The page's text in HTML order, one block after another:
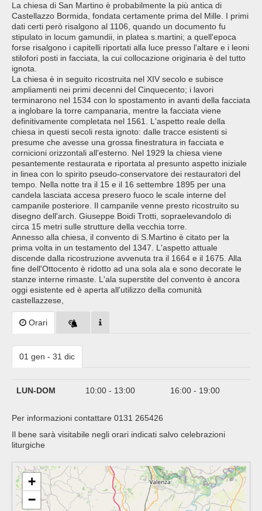
La chiesa di San Martino è probabilmente la più antica di
Castellazzo Bormida, fondata certamente prima del Mille. I primi
dati certi però risalgono al 1106, quando un documento fu
stipulato in locum gamundii, in platea s.martini; a quell'epoca
forse risalgono i capitelli riportati alla luce presso l'altare e i leoni
stilofori posti in facciata, la cui collocazione originaria è del tutto
ignota.
La chiesa è in seguito ricostruita nel XIV secolo e subisce
ampliamenti nei primi decenni del Cinquecento; i lavori
terminarono nel 1534 con lo spostamento in avanti della facciata
a inglobare la torre campanaria, mentre la facciata viene
definitivamente completata nel 1561. L'aspetto reale della
chiesa in questi secoli resta ignoto: dalle tracce esistenti si
presume che avesse una grossa finestratura in facciata e
cornicioni orizzontali all'esterno. Nel 1929 la chiesa viene
pesantemente restaurata e riportata al presunto aspetto iniziale
in linea con lo spirito pseudo-conservatore dei restauratori del
tempo. Nella notte tra il 15 e il 16 settembre 1895 per una
candela lasciata accesa presero fuoco le scale interne del
campanile posteriore. Il campanile venne presto ricostruito su
disegno dell'arch. Giuseppe Boidi Trotti, sopraelevandolo di
circa 15 metri sulle strutture della vecchia torre.
Annesso alla chiesa, il convento di S.Martino è citato per la
prima volta in un testamento del 1347. L'aspetto attuale
discende dalla ricostruzione avvenuta tra il 1664 e il 1675. Alla
fine dell'Ottocento è ridotto ad una sola ala e sono decorate le
stanze interne rimaste. L'ala superstite del convento è ancora
oggi esistente ed è aperta all'utilizzo della comunità
castellazzese,
Orari
01 gen - 31 dic
LUN-DOM 10:00 - 13:00 16:00 - 19:00
Per informazioni contattare 0131 265426
Il bene sarà visitabile negli orari indicati salvo celebrazioni
liturgiche
+
−